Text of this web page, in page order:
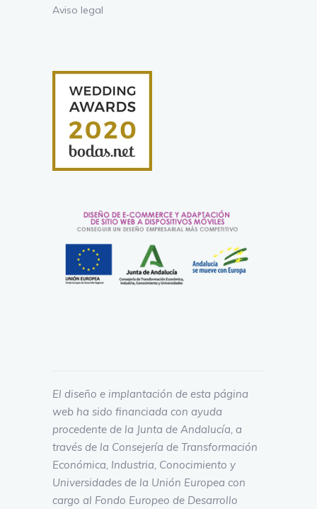
Aviso legal
El diseño e implantación de esta página
web ha sido financiada con ayuda
procedente de la Junta de Andalucía, a
través de la Consejería de Transformación
Económica, Industria, Conocimiento y
Universidades de la Unión Europea con
cargo al Fondo Europeo de Desarrollo